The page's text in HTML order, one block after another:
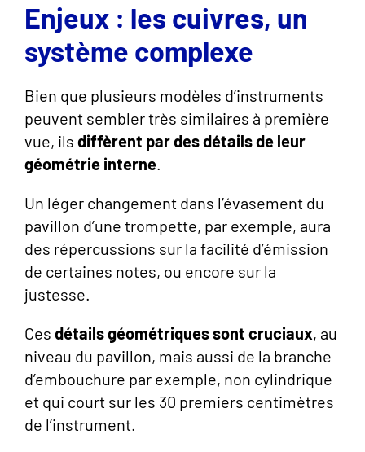
Enjeux : les cuivres, un
système complexe
Bien que plusieurs modèles d’instruments
peuvent sembler très similaires à première
vue, ils diffèrent par des détails de leur
géométrie interne.
Un léger changement dans l’évasement du
pavillon d’une trompette, par exemple, aura
des répercussions sur la facilité d’émission
de certaines notes, ou encore sur la
justesse.
Ces détails géométriques sont cruciaux, au
niveau du pavillon, mais aussi de la branche
d’embouchure par exemple, non cylindrique
et qui court sur les 30 premiers centimètres
de l’instrument.